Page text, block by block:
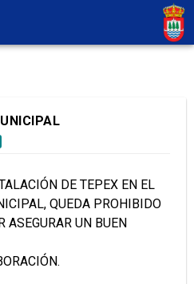
DE TEPEX EN EL
QUEDA PROHIBIDO
ASEGURAR UN BUEN